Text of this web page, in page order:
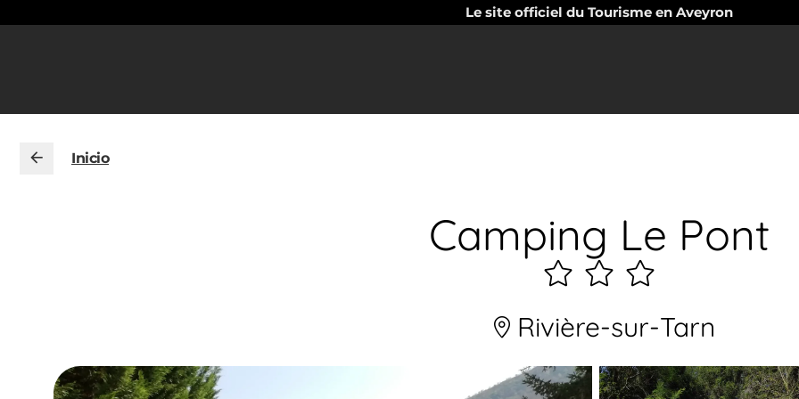
Le site officiel du Tourisme en Aveyron
Inicio
Camping Le Pont
3
étoiles
Rivière-sur-Tarn